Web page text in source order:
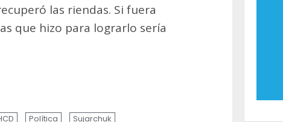
las riendas. Si fuera
que hizo para lograrlo sería
Política Sujarchuk